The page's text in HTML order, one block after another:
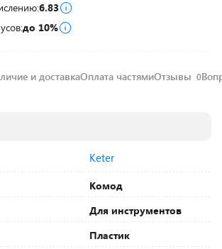
6.83
до 10%
и доставкаОплата частямиОтзывы 0
Keter
Комод
Для инструментов
Пластик